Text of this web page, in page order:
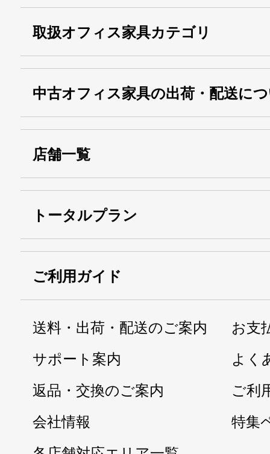
取扱オフィス家具カテゴリ
中古オフィス家具の出荷・配送に
店舗一覧
トータルプラン
ご利用ガイド
送料・出荷・配送のご案内
お支
サポート案内
よく
返品・交換のご案内
ご利
会社情報
特集